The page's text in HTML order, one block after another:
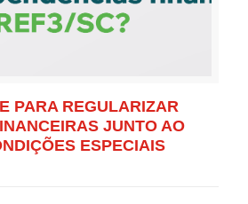
PARA REGULARIZAR
JUNTO AO
ESPECIAIS